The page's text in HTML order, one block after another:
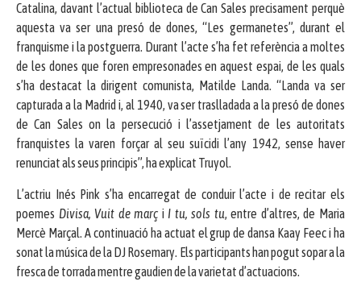
Catalina, davant l’actual biblioteca de Can Sales precisament perquè
aquesta va ser una presó de dones, “Les germanetes”, durant el
franquisme i la postguerra. Durant l’acte s’ha fet referència a moltes
de les dones que foren empresonades en aquest espai, de les quals
s’ha destacat la dirigent comunista, Matilde Landa. “Landa va ser
capturada a la Madrid i, al 1940, va ser traslladada a la presó de dones
de Can Sales on la persecució i l’assetjament de les autoritats
franquistes la varen forçar al seu suïcidi l’any 1942, sense haver
renunciat als seus principis”, ha explicat Truyol.
L’actriu Inés Pink s’ha encarregat de conduir l’acte i de recitar els
poemes Divisa, Vuit de març i I tu, sols tu, entre d’altres, de Maria
Mercè Marçal. A continuació ha actuat el grup de dansa Kaay Feec i ha
sonat la música de la DJ Rosemary. Els participants han pogut sopar a la
fresca de torrada mentre gaudien de la varietat d’actuacions.